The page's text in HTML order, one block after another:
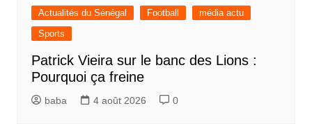
Actualités du Sénégal Football
média actu
Sports
Patrick Vieira sur le banc des Lions :
Pourquoi ça freine
baba 4 août 2026 0